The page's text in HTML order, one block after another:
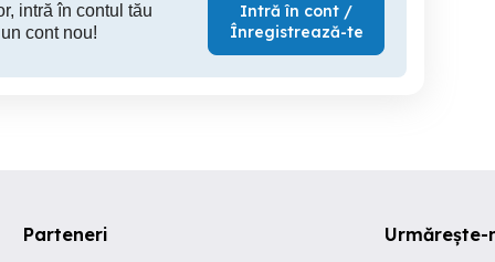
intră în contul tău
cont nou!
Intră în cont /
Înregistrează-te
Urmărește-
Parteneri